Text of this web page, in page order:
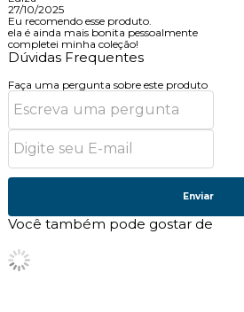
27/10/2025
Eu recomendo esse produto.
ela é ainda mais bonita pessoalmente
completei minha coleção!
Dúvidas Frequentes
Faça uma pergunta sobre este produto
Enviar
Você também pode gostar de